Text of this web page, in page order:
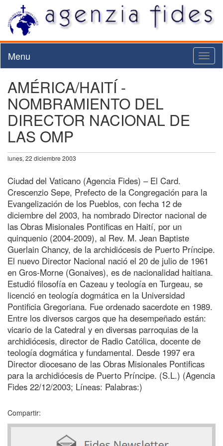
Menu
AMÉRICA/HAITÍ -
NOMBRAMIENTO DEL
DIRECTOR NACIONAL DE
LAS OMP
lunes, 22 diciembre 2003
Ciudad del Vaticano (Agencia Fides) – El Card.
Crescenzio Sepe, Prefecto de la Congregación para la
Evangelización de los Pueblos, con fecha 12 de
diciembre del 2003, ha nombrado Director nacional de
las Obras Misionales Pontificas en Haití, por un
quinquenio (2004-2009), al Rev. M. Jean Baptiste
Guerlain Chancy, de la archidiócesis de Puerto Príncipe.
El nuevo Director Nacional nació el 20 de julio de 1961
en Gros-Morne (Gonaives), es de nacionalidad haitiana.
Estudió filosofía en Cazeau y teología en Turgeau, se
licenció en teología dogmática en la Universidad
Pontificia Gregoriana. Fue ordenado sacerdote en 1989.
Entre los diversos cargos que ha desempeñado están:
vicario de la Catedral y en diversas parroquias de la
archidiócesis, director de Radio Católica, docente de
teología dogmática y fundamental. Desde 1997 era
Director diocesano de las Obras Misionales Pontificas
para la archidiócesis de Puerto Príncipe. (S.L.) (Agencia
Fides 22/12/2003; Líneas: Palabras:)
Compartir: